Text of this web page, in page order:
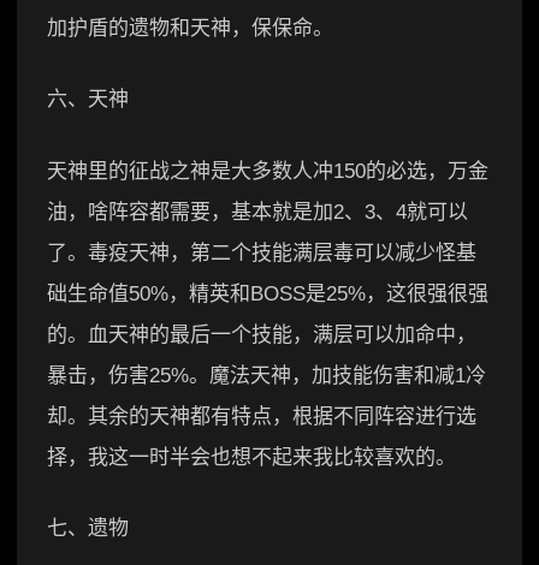
加护盾的遗物和天神，保保命。
六、天神
天神里的征战之神是大多数人冲150的必选，万金
油，啥阵容都需要，基本就是加2、3、4就可以
了。毒疫天神，第二个技能满层毒可以减少怪基
础生命值50%，精英和BOSS是25%，这很强很强
的。血天神的最后一个技能，满层可以加命中，
暴击，伤害25%。魔法天神，加技能伤害和减1冷
却。其余的天神都有特点，根据不同阵容进行选
择，我这一时半会也想不起来我比较喜欢的。
七、遗物